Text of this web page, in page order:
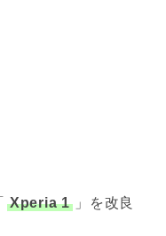
Xperia 1
」を改良